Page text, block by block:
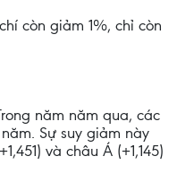
còn giảm 1%, chỉ còn
năm năm qua, các
Sự suy giảm này
và châu Á (+1,145)